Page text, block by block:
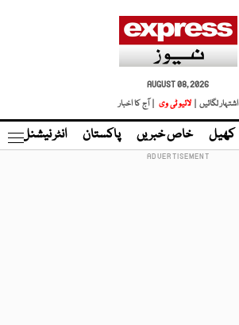
AUGUST 08, 2026
اشتہار لگائیں |
لائیو ٹی وی | آج کا اخبار
کھیل خاص خبریں پاکستان انٹر نیشنل